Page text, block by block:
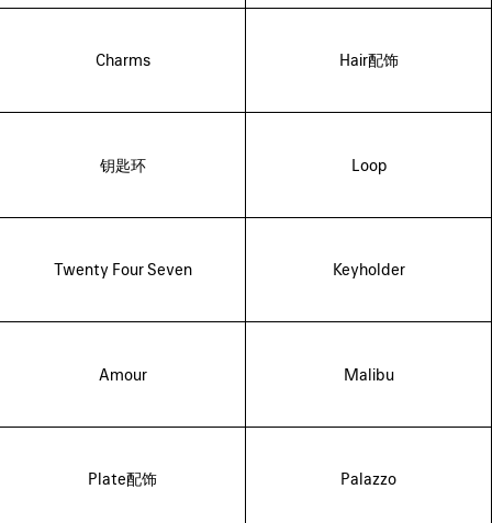
Charms Hair配饰
钥匙环 Loop
Twenty Four Seven Keyholder
Amour Malibu
Plate配饰 Palazzo